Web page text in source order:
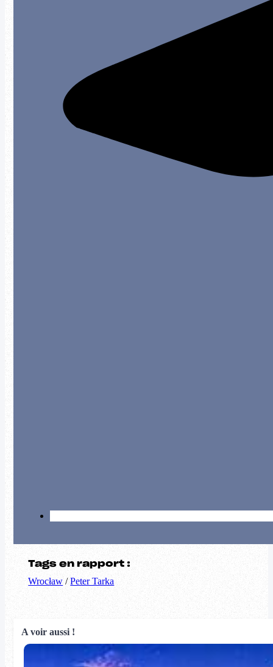
Tags en rapport :
Wrocław /Peter Tarka
A voir aussi !